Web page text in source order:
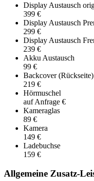
Display Austausch
399 €
Display Austausch
299 €
Display Austausch
239 €
Akku Austausch
99 €
Backcover (Rückseite)
219 €
Hörmuschel
auf Anfrage €
Kameraglas
89 €
Kamera
149 €
Ladebuchse
159 €
Allgemeine Zusatz-